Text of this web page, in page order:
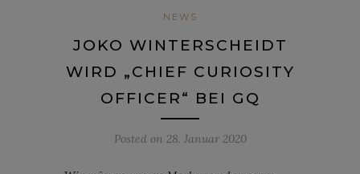
NEWS
JOKO WINTERSCHEIDT
WIRD „CHIEF CURIOSITY
OFFICER“ BEI GQ
Posted on 28. Januar 2020